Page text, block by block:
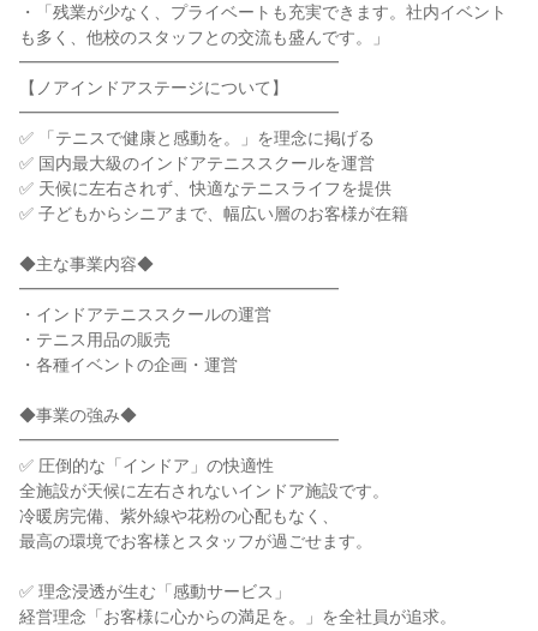
・「残業が少なく、プライベートも充実できます。社内イベント
も多く、他校のスタッフとの交流も盛んです。」
━━━━━━━━━━━━━━━━━━━
【ノアインドアステージについて】
━━━━━━━━━━━━━━━━━━━
✅ 「テニスで健康と感動を。」を理念に掲げる
✅ 国内最大級のインドアテニススクールを運営
✅ 天候に左右されず、快適なテニスライフを提供
✅ 子どもからシニアまで、幅広い層のお客様が在籍
◆主な事業内容◆
━━━━━━━━━━━━━━━━━━━
・インドアテニススクールの運営
・テニス用品の販売
・各種イベントの企画・運営
◆事業の強み◆
━━━━━━━━━━━━━━━━━━━
✅ 圧倒的な「インドア」の快適性
全施設が天候に左右されないインドア施設です。
冷暖房完備、紫外線や花粉の心配もなく、
最高の環境でお客様とスタッフが過ごせます。
✅ 理念浸透が生む「感動サービス」
経営理念「お客様に心からの満足を。」を全社員が追求。